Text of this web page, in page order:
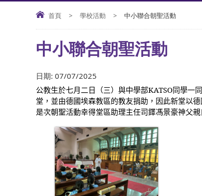
首頁 > 學校活動 > 中小聯合朝聖活動
中小聯合朝聖活動
日期: 07/07/2025
公教生於七月二日（三）與中學部KATSO同學一
堂，並由德國埃森教區的教友捐助，因此新堂以
是次朝聖活動幸得堂區助理主任司鐸馮景豪神父